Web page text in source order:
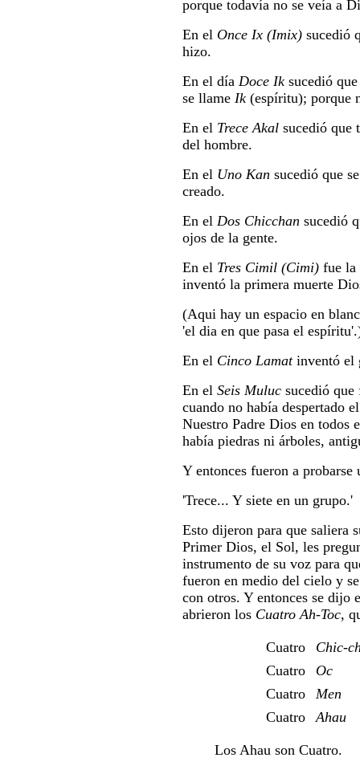
porque todavía no se veía a
En el Once Ix (Imix) sucedió
hizo.
En el día Doce Ik sucedió
se llame Ik(espíritu); porque
En el Trece Akal sucedió que
del hombre.
En el Uno Kan sucedió que
creado.
En el Dos Chicchan sucedió
ojos de la gente.
En el Tres Cimil (Cimi) fue la
inventó la primera muerte
(Aqui hay un espacio en
'el dia en que pasa el
En el Cinco Lamat inventó el
En el Seis Muluc sucedió
cuando no había despertado
Nuestro Padre Dios en todos
había piedras ni árboles,
Y entonces fueron a
'Trece... Y siete en un grupo.'
Esto dijeron para que saliera
Primer Dios, el Sol, les
instrumento de su voz para
fueron en medio del cielo y
con otros. Y entonces se dijo
abrieron los Cuatro Ah-Toc,
Cuatro
Chic-
Cuatro
Oc
Cuatro
Men
Cuatro
Ahau
Los Ahau son Cuatro.